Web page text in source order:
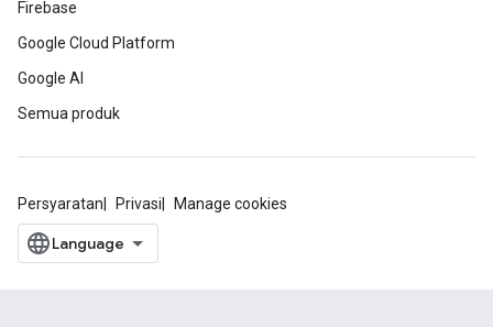
Firebase
Google Cloud Platform
Google AI
Semua produk
Persyaratan Privasi Manage cookies